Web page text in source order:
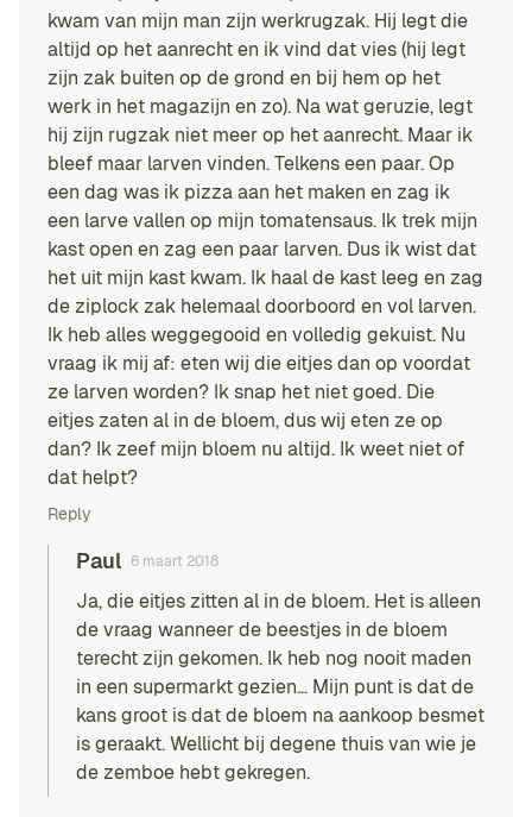
kwam van mijn man zijn werkrugzak. Hij legt die
altijd op het aanrecht en ik vind dat vies (hij legt
zijn zak buiten op de grond en bij hem op het
werk in het magazijn en zo). Na wat geruzie, legt
hij zijn rugzak niet meer op het aanrecht. Maar ik
bleef maar larven vinden. Telkens een paar. Op
een dag was ik pizza aan het maken en zag ik
een larve vallen op mijn tomatensaus. Ik trek mijn
kast open en zag een paar larven. Dus ik wist dat
het uit mijn kast kwam. Ik haal de kast leeg en zag
de ziplock zak helemaal doorboord en vol larven.
Ik heb alles weggegooid en volledig gekuist. Nu
vraag ik mij af: eten wij die eitjes dan op voordat
ze larven worden? Ik snap het niet goed. Die
eitjes zaten al in de bloem, dus wij eten ze op
dan? Ik zeef mijn bloem nu altijd. Ik weet niet of
dat helpt?
Reply
Paul 6 maart 2018
Ja, die eitjes zitten al in de bloem. Het is alleen
de vraag wanneer de beestjes in de bloem
terecht zijn gekomen. Ik heb nog nooit maden
in een supermarkt gezien… Mijn punt is dat de
kans groot is dat de bloem na aankoop besmet
is geraakt. Wellicht bij degene thuis van wie je
de zemboe hebt gekregen.